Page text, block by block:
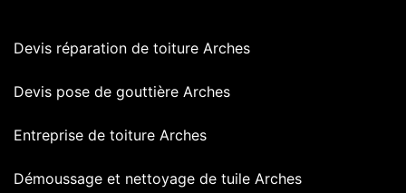
Devis réparation de toiture Arches
Devis pose de gouttière Arches
Entreprise de toiture Arches
Démoussage et nettoyage de tuile Arches